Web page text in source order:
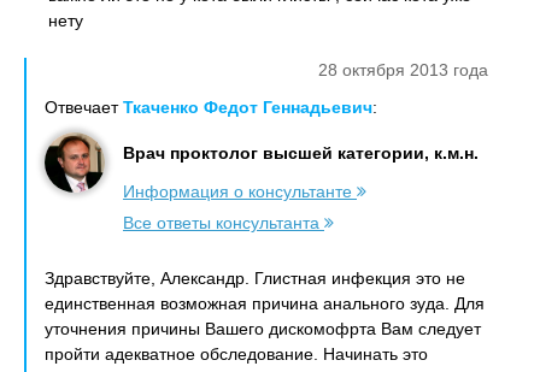
нету
28 октября 2013 года
ОтвечаетТкаченко Федот Геннадьевич:
Врач проктолог высшей категории, к.м.н.
Информация о консультанте
Все ответы консультанта
Здравствуйте, Александр. Глистная инфекция это не
единственная возможная причина анального зуда. Для
уточнения причины Вашего дискомофрта Вам следует
пройти адекватное обследование. Начинать это